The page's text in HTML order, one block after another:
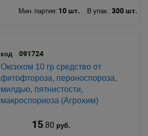
Мин. партия: 10 шт. В упак.: 300 шт.
код 091724
Оксихом 10 гр средство от
фитофтороза, пероноспороза,
милдью, пятнистости,
макроспориоза (Агрохим)
15.80 руб.